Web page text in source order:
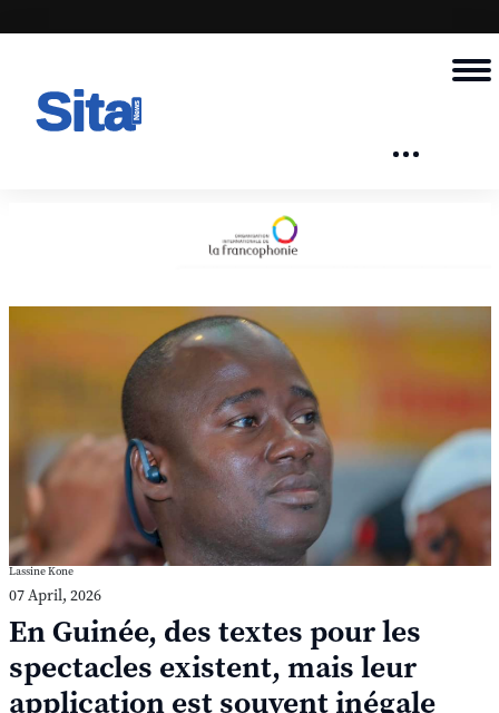
Lassine Kone
07 April, 2026
En Guinée, des textes pour les
spectacles existent, mais leur
application est souvent inégale